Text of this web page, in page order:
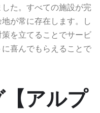
た。すべての施設が完
が常に存在します。し
を立てることでサービ
喜んでもらえることで
アルプ